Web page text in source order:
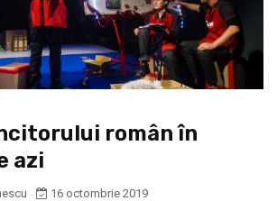
român în
azi
16 octombrie 2019